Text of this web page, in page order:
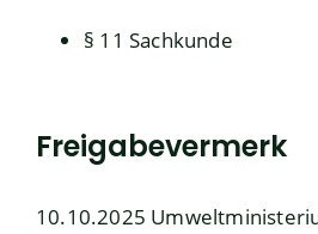
§ 11 Sachkunde
Freigabevermerk
10.10.2025